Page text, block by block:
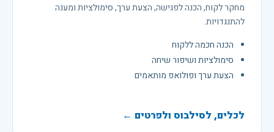
מחקר לקוח, הכנה לפגישה, הצעת ערך, סימולציות ומענה
להתנגדויות.
הכנה חכמה ללקוח
סימולציות ושיפור שיחה
הצעת ערך ופולואפ מותאמים
לכלים, לסילבוס ולפרטים ←